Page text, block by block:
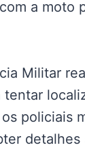
a moto
Militar
tentar
policiais
detalhes